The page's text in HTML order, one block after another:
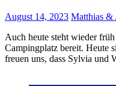
August 14, 2023 Matthias &
Auch heute steht wieder
Campingplatz bereit. Heute
freuen uns, dass Sylvia und